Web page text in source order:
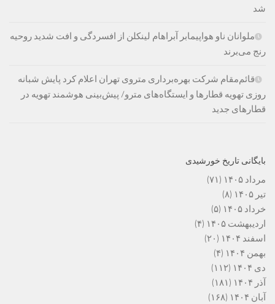
شد
ملوانان ناو هواپیمابر آبراهام لینکلن از افسردگی و افت شدید روحیه
رنج می‌برند
قائم‌مقام شرکت بهره‌برداری متروی تهران اعلام کرد پایش شبانه
روزی تهویه قطارها و ایستگاه‌های مترو/ پیش‌بینی هوشمند تهویه در
قطارهای جدید
بایگانی تاریخ خورشیدی
مرداد ۱۴۰۵
(۷۱)
تیر ۱۴۰۵
(۸)
خرداد ۱۴۰۵
(۵)
اردیبهشت ۱۴۰۵
(۴)
اسفند ۱۴۰۴
(۲۰)
بهمن ۱۴۰۴
(۴)
دی ۱۴۰۴
(۱۱۲)
آذر ۱۴۰۴
(۱۸۱)
آبان ۱۴۰۴
(۱۶۸)